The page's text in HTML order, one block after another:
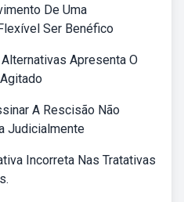
De Uma
Ser Benéfico
Apresenta O
A Rescisão Não
Judicialmente
Incorreta Nas Tratativas